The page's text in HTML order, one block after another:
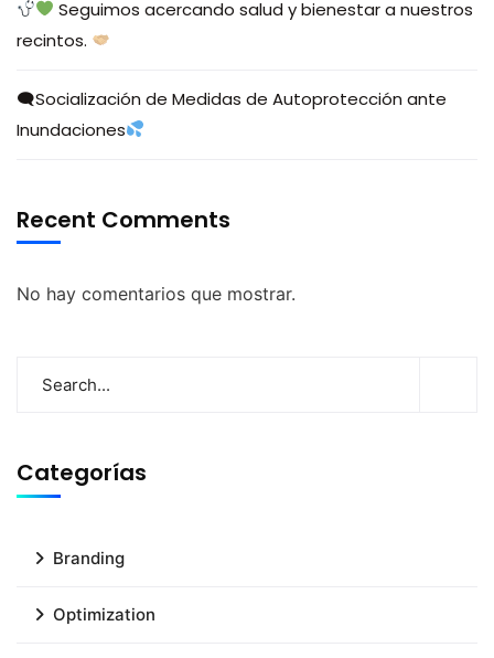
Seguimos acercando salud y bienestar a nuestros
recintos.
🗨Socialización de Medidas de Autoprotección ante
Inundaciones
Recent Comments
No hay comentarios que mostrar.
Categorías
Branding
Optimization